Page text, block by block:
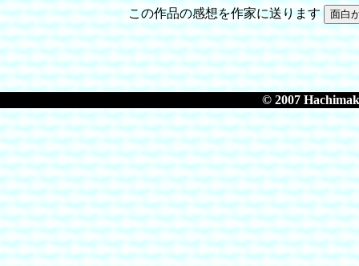
この作品の感想を作家に送ります
© 2007